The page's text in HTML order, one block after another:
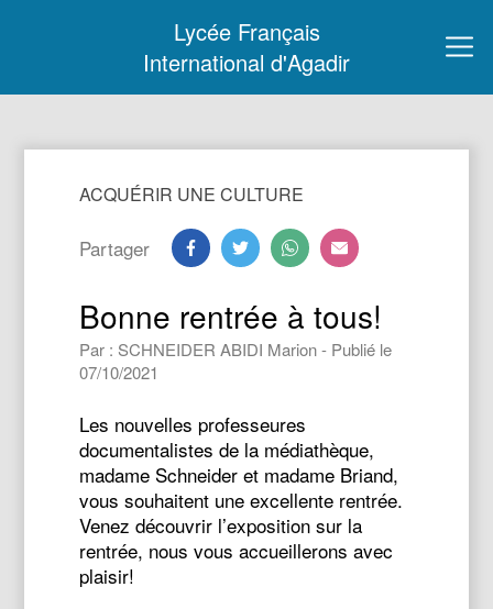
Lycée Français
International d'Agadir
ACQUÉRIR UNE CULTURE
Partager
Bonne rentrée à tous!
Par : SCHNEIDER ABIDI Marion - Publié le
07/10/2021
Les nouvelles professeures
documentalistes de la médiathèque,
madame Schneider et madame Briand,
vous souhaitent une excellente rentrée.
Venez découvrir l’exposition sur la
rentrée, nous vous accueillerons avec
plaisir!